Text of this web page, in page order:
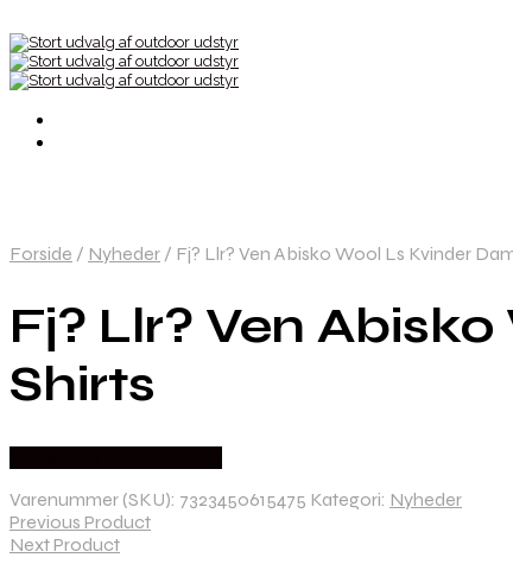
Forside / Nyheder / Fj? Llr? Ven Abisko Wool Ls Kvinder
Fj? Llr? Ven
Shirts
Varenummer (SKU): 7323450615475 Kategori: Nyheder
Previous Product
Next Product